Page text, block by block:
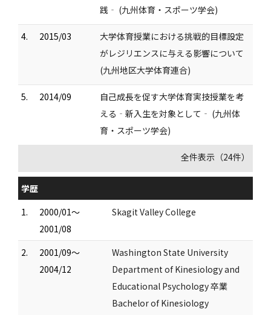
践‐ (九州体育・スポーツ学会)
4. 2015/03
大学体育授業における挑戦的目標設定
がレジリエンスに与える影響について
(九州地区大学体育連合)
5. 2014/09
自己成長を促す大学体育実技授業を考
える‐新入生を対象として‐ (九州体
育・スポーツ学会)
全件表示（24件）
学歴
1.
2000/01～
2001/08
Skagit Valley College
2.
2001/09～
2004/12
Washington State University
Department of Kinesiology and
Educational Psychology 卒業
Bachelor of Kinesiology